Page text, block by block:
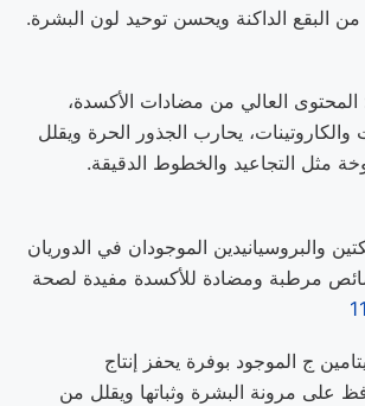
من البقع الداكنة ويحسن توحيد لون البشرة.
المحتوى العالي من مضادات الأكسدة،
والكاروتينات، يحارب الجذور الحرة ويقلل
مثل التجاعيد والخطوط الدقيقة.
والبروسيانيدين الموجودان في الدوريان
مرطبة ومضادة للأكسدة مفيدة لصحة
ج الموجود بوفرة يحفز إنتاج
على مرونة البشرة وثباتها ويقلل من